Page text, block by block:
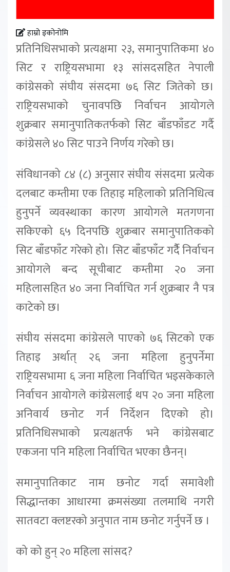
हाम्रो इकोनोमि
प्रतिनिधिसभाको प्रत्यक्षमा २३, समानुपातिकमा ४०
सिट र राष्ट्रियसभामा १३ सांसदसहित नेपाली
कांग्रेसको संघीय संसदमा ७६ सिट जितेको छ।
राष्ट्रियसभाको चुनावपछि निर्वाचन आयोगले
शुक्रबार समानुपातिकतर्फको सिट बाँडफाँडट गर्दै
कांग्रेसले ४० सिट पाउने निर्णय गरेको छ।
संविधानको ८४ (८) अनुसार संघीय संसदमा प्रत्येक
दलबाट कम्तीमा एक तिहाइ महिलाको प्रतिनिधित्व
हुनुपर्ने व्यवस्थाका कारण आयोगले मतगणना
सकिएको ६५ दिनपछि शुक्रबार समानुपातिकको
सिट बाँडफाँट गरेको हो। सिट बाँडफाँट गर्दैै निर्वाचन
आयोगले बन्द सूचीबाट कम्तीमा २० जना
महिलासहित ४० जना निर्वाचित गर्न शुक्रबार नै पत्र
काटेको छ।
संघीय संसदमा कांग्रेसले पाएको ७६ सिटको एक
तिहाइ अर्थात् २६ जना महिला हुनुपर्नेमा
राष्ट्रियसभामा ६ जना महिला निर्वाचित भइसकेकाले
निर्वाचन आयोगले कांग्रेसलाई थप २० जना महिला
अनिवार्य छनोट गर्न निर्देशन दिएको हो।
प्रतिनिधिसभाको प्रत्यक्षतर्फ भने कांग्रेसबाट
एकजना पनि महिला निर्वाचित भएका छैनन्।
समानुपातिकाट नाम छनोट गर्दा समावेशी
सिद्धान्तका आधारमा क्रमसंख्या तलमाथि नगरी
सातवटा क्लष्टरको अनुपात नाम छनोट गर्नुपर्ने छ ।
को को हुन् २० महिला सांसद?